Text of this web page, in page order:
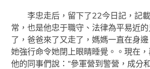
李忠走后，留下了22今日記，記
常，也是他忠于職守、法律為平易近
了，爸爸來了又走了，媽媽一直在身邊
她強行命令她閉上眼睛睡覺。。現在，
他的同事們說：“參軍營到警營，成分